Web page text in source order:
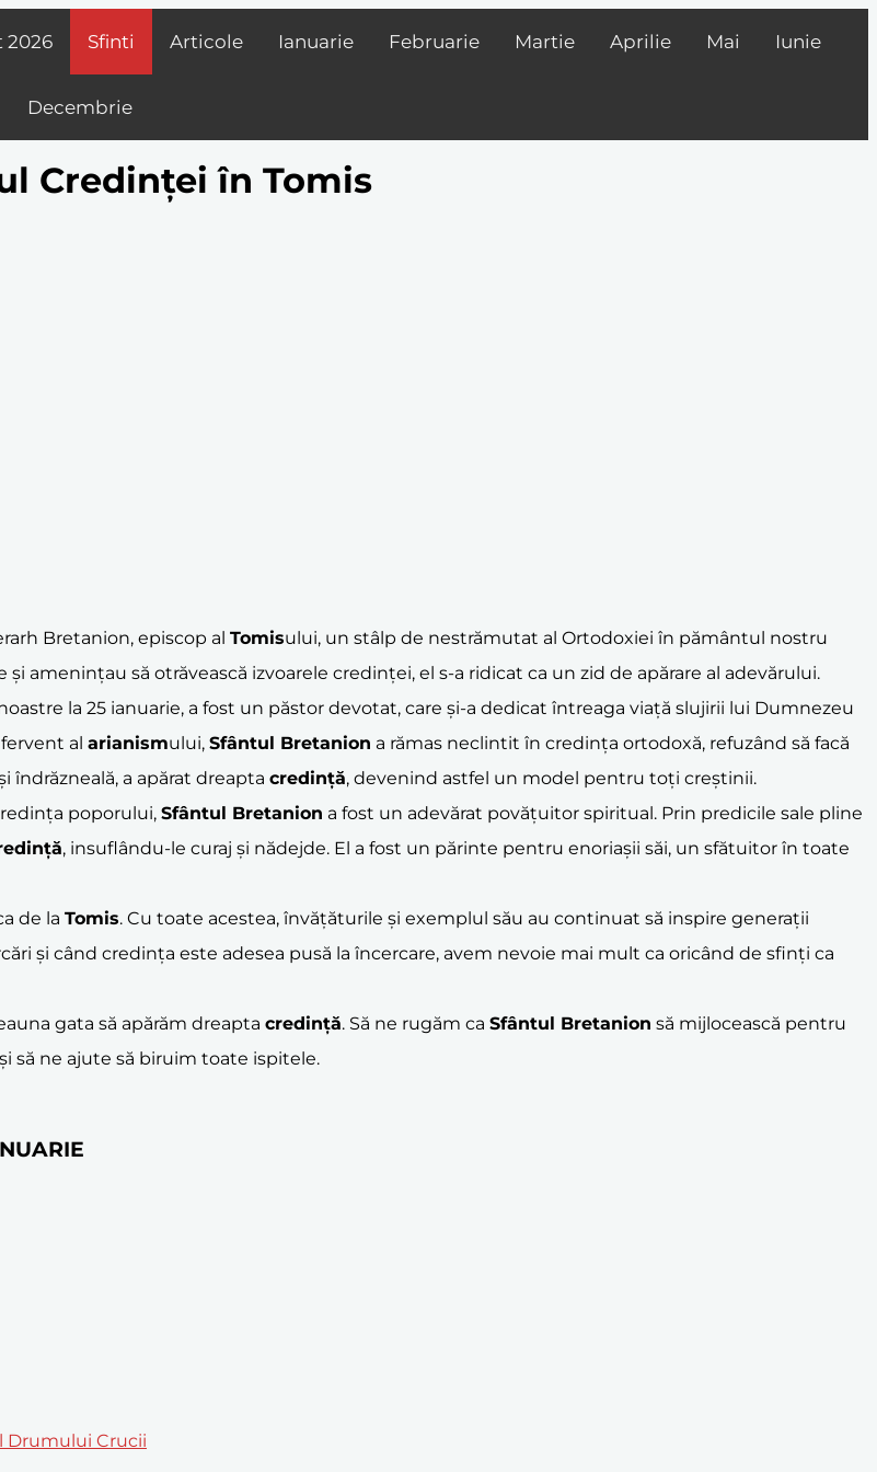
2026 Sfinti Articole Ianuarie Februarie Martie Aprilie Mai Iunie
Decembrie
Credinței în Tomis
Bretanion, episcop al Tomisului, un stâlp de nestrămutat al Ortodoxiei în pământul nostru
să otrăvească izvoarele credinței, el s-a ridicat ca un zid de apărare al adevărului.
la 25 ianuarie, a fost un păstor devotat, care și-a dedicat întreaga viață slujirii lui Dumnezeu
al arianismului, Sfântul Bretanion a rămas neclintit în credința ortodoxă, refuzând să facă
îndrăzneală, a apărat dreapta credință, devenind astfel un model pentru toți creștinii.
poporului, Sfântul Bretanion a fost un adevărat povățuitor spiritual. Prin predicile sale pline
, insuflându-le curaj și nădejde. El a fost un părinte pentru enoriașii săi, un sfătuitor în toate
de la Tomis. Cu toate acestea, învățăturile și exemplul său au continuat să inspire generații
și când credința este adesea pusă la încercare, avem nevoie mai mult ca oricând de sfinți ca
gata să apărăm dreapta credință. Să ne rugăm ca Sfântul Bretanion să mijlocească pentru
și să ne ajute să biruim toate ispitele.
Drumului Crucii